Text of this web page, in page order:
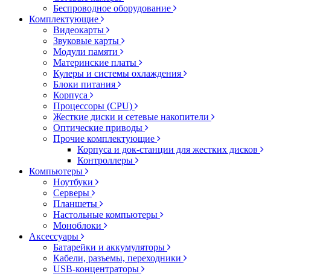
Беспроводное оборудование
Комплектующие
Видеокарты
Звуковые карты
Модули памяти
Материнские платы
Кулеры и системы охлаждения
Блоки питания
Корпуса
Процессоры (CPU)
Жесткие диски и сетевые накопители
Оптические приводы
Прочие комплектующие
Корпуса и док-станции для жестких дисков
Контроллеры
Компьютеры
Ноутбуки
Серверы
Планшеты
Настольные компьютеры
Моноблоки
Аксессуары
Батарейки и аккумуляторы
Кабели, разъемы, переходники
USB-концентраторы